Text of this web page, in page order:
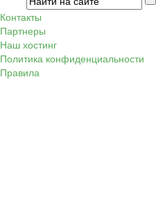
Контакты
Партнеры
Наш хостинг
Политика конфиденциальности
Правила